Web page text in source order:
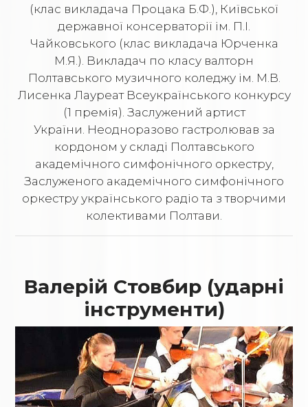
(клас викладача Процака Б.Ф.), Київської
державної консерваторії ім. П.І.
Чайковського (клас викладача Юрченка
М.Я.). Викладач по класу валторн
Полтавського музичного коледжу ім. М.В.
Лисенка Лауреат Всеукраїнського конкурсу
(1 премія). Заслужений артист
України. Неодноразово гастролював за
кордоном у складі Полтавського
академічного симфонічного оркестру,
Заслуженого академічного симфонічного
оркестру українського радіо та з творчими
колективами Полтави.
Валерій Стовбир (ударні
інструменти)